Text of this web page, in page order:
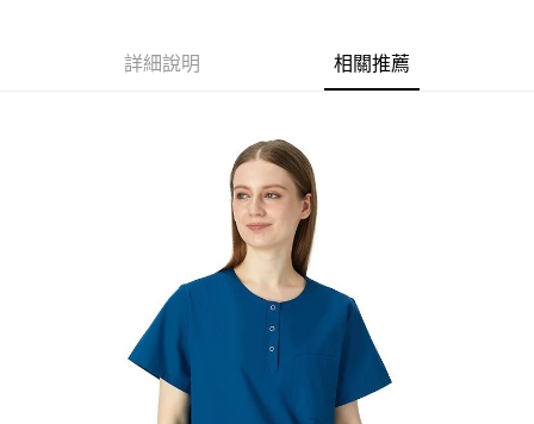
詳細說明 相關推薦